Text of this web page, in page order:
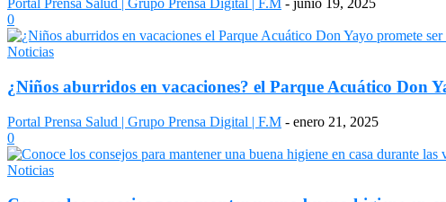
Portal Prensa Salud | Grupo Prensa Digital | F.M - junio 19, 2025
0
Noticias
¿Niños aburridos en vacaciones? el Parque Acuático Don
Portal Prensa Salud | Grupo Prensa Digital | F.M - enero 21, 2025
0
Noticias